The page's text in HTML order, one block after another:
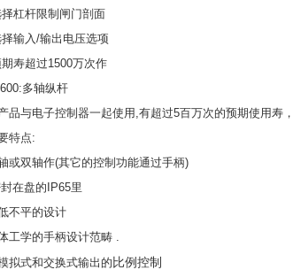
择杠杆限制闸门剖面
择输入/输出电压选项
期寿超过1500万次作
多轴纵杆
品与电子控制器一起使用,有超过5百万次的预期使用寿
特点:
或双轴作(其它的控制功能通过手柄)
在盘的IP65里
不平的设计
工学的手柄设计范畴 .
拟式和交换式输出的 比例控制